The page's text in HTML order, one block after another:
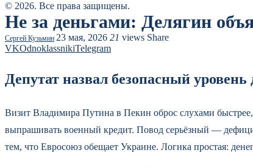
© 2026. Все права защищены.
Не за деньгами: Делягин
Сергей Кузьмин 23 мая, 2026 21 views Share
VKOdnoklassnikiTelegram
Депутат назвал безопасный
Визит Владимира Путина в Пекин оброс слухами быстрее,
выпрашивать военный кредит. Повод серьёзный —
тем, что Евросоюз обещает Украине. Логика простая: